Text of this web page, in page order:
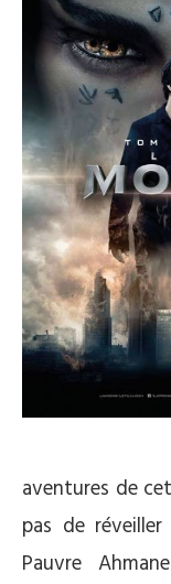
aventures de
pas de
Pauvre